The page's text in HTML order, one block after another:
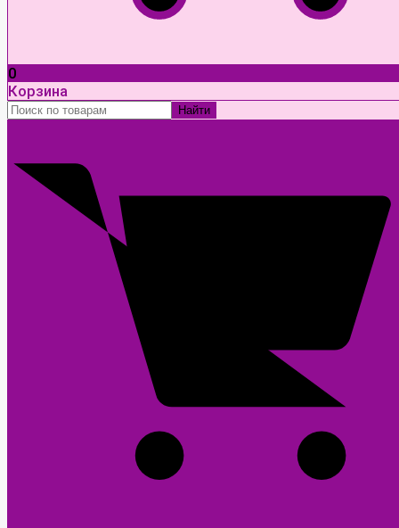
0
Корзина
Найти